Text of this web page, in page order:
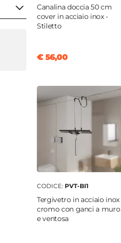
Canalina doccia 50 cm
cover in acciaio inox -
Stiletto
€ 56,00
CODICE: PVT-BI1
Tergivetro in acciaio inox
cromo con ganci a muro
e ventosa